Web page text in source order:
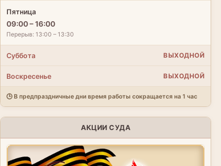
Пятница
09:00 – 16:00
Перерыв: 13:00 – 13:30
Суббота ВЫХОДНОЙ
Воскресенье ВЫХОДНОЙ
🕒 В предпраздничные дни время работы сокращается на 1 час
АКЦИИ СУДА